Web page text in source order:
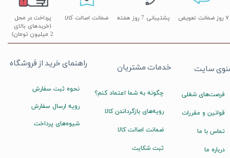
پشتیبانی 7 روز هفته
پرداخت در محل
(خریدهای بالای
2 میلیون تومان)
۷ روز ضمانت تعویض ضمانت اصالت کالا
راهنمای خرید از فروشگاه
نحوه ثبت سفارش
رویه ارسال سفارش
شیوه‌های پرداخت
خدمات مشتریان
چگونه به شما اعتماد کنم؟
رویه‌های بازگرداندن کالا
ضمانت اصالت کالا
ثبت شکایت
سایت
فرصت‌های شغلی
قوانین و مقررات
تماس با ما
درباره ما